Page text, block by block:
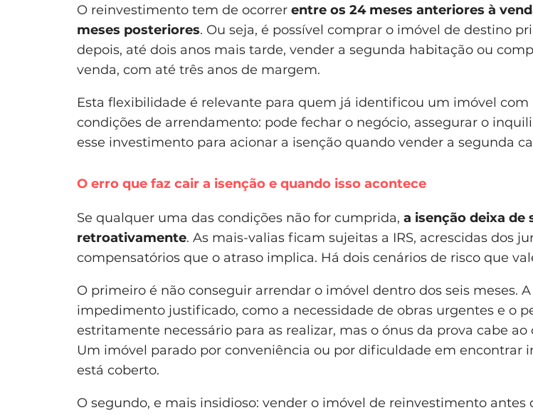
O reinvestimento tem de ocorrer entre os 24 meses anteriores à
meses posteriores. Ou seja, é possível comprar o imóvel de destino
depois, até dois anos mais tarde, vender a segunda habitação ou
venda, com até três anos de margem.
Esta flexibilidade é relevante para quem já identificou um imóvel com
condições de arrendamento: pode fechar o negócio, assegurar o
esse investimento para acionar a isenção quando vender a segunda
O erro que faz cair a isenção e quando isso acontece
Se qualquer uma das condições não for cumprida, a isenção deixa de
retroativamente. As mais-valias ficam sujeitas a IRS, acrescidas dos
compensatórios que o atraso implica. Há dois cenários de risco que
O primeiro é não conseguir arrendar o imóvel dentro dos seis meses.
impedimento justificado, como a necessidade de obras urgentes e o
estritamente necessário para as realizar, mas o ónus da prova cabe
Um imóvel parado por conveniência ou por dificuldade em encontrar
está coberto.
O segundo, e mais insidioso: vender o imóvel de reinvestimento antes